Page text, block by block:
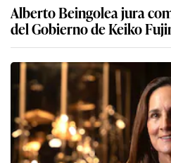
Alberto Beingolea jura
del Gobierno de Keiko